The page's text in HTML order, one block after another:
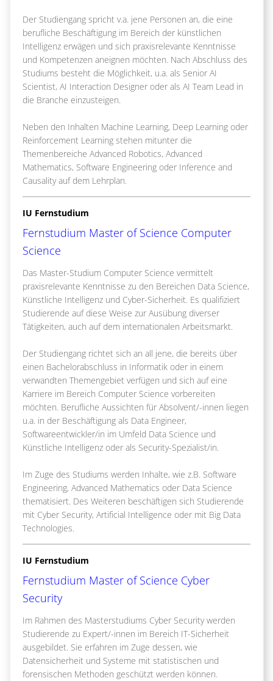
Der Studiengang spricht v.a. jene Personen an, die eine
berufliche Beschäftigung im Bereich der künstlichen
Intelligenz erwägen und sich praxisrelevante Kenntnisse
und Kompetenzen aneignen möchten. Nach Abschluss des
Studiums besteht die Möglichkeit, u.a. als Senior AI
Scientist, AI Interaction Designer oder als AI Team Lead in
die Branche einzusteigen.
Neben den Inhalten Machine Learning, Deep Learning oder
Reinforcement Learning stehen mitunter die
Themenbereiche Advanced Robotics, Advanced
Mathematics, Software Engineering oder Inference and
Causality auf dem Lehrplan.
IU Fernstudium
Fernstudium Master of Science Computer
Science
Das Master-Studium Computer Science vermittelt
praxisrelevante Kenntnisse zu den Bereichen Data Science,
Künstliche Intelligenz und Cyber-Sicherheit. Es qualifiziert
Studierende auf diese Weise zur Ausübung diverser
Tätigkeiten, auch auf dem internationalen Arbeitsmarkt.
Der Studiengang richtet sich an all jene, die bereits über
einen Bachelorabschluss in Informatik oder in einem
verwandten Themengebiet verfügen und sich auf eine
Karriere im Bereich Computer Science vorbereiten
möchten. Berufliche Aussichten für Absolvent/-innen liegen
u.a. in der Beschäftigung als Data Engineer,
Softwareentwickler/in im Umfeld Data Science und
Künstliche Intelligenz oder als Security-Spezialist/in.
Im Zuge des Studiums werden Inhalte, wie z.B. Software
Engineering, Advanced Mathematics oder Data Science
thematisiert. Des Weiteren beschäftigen sich Studierende
mit Cyber Security, Artificial Intelligence oder mit Big Data
Technologies.
IU Fernstudium
Fernstudium Master of Science Cyber
Security
Im Rahmen des Masterstudiums Cyber Security werden
Studierende zu Expert/-innen im Bereich IT-Sicherheit
ausgebildet. Sie erfahren im Zuge dessen, wie
Datensicherheit und Systeme mit statistischen und
forensischen Methoden geschützt werden können.